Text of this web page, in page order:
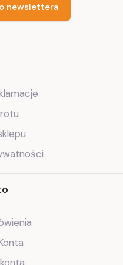
newslettera
stopce